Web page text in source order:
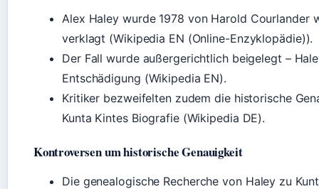
Alex Haley wurde 1978 von Harold Courlander
verklagt (Wikipedia EN (Online-Enzyklopädie)).
Der Fall wurde außergerichtlich beigelegt –
Entschädigung (Wikipedia EN).
Kritiker bezweifelten zudem die historische
Kunta Kintes Biografie (Wikipedia DE).
Kontroversen um historische Genauigkeit
Die genealogische Recherche von Haley zu